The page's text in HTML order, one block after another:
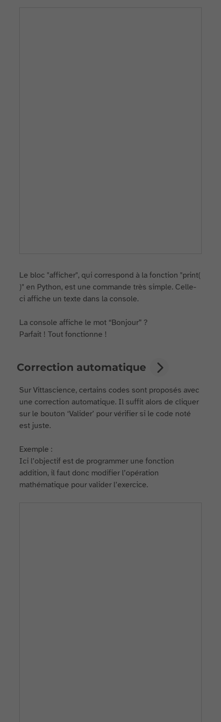
Le bloc "afficher", qui correspond à la fonction "print(
)" en Python, est une commande très simple. Celle-
ci affiche un texte dans la console.
La console affiche le mot “Bonjour” ?
Parfait ! Tout fonctionne !
Correction automatique
Sur Vittascience, certains codes sont proposés avec
une correction automatique. Il suffit alors de cliquer
sur le bouton ‘Valider’ pour vérifier si le code noté
est juste.
Exemple :
Ici l’objectif est de programmer une fonction
addition, il faut donc modifier l’opération
mathématique pour valider l’exercice.